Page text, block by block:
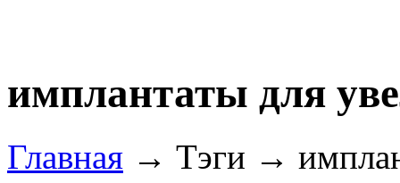
имплантаты для
Главная → Тэги →